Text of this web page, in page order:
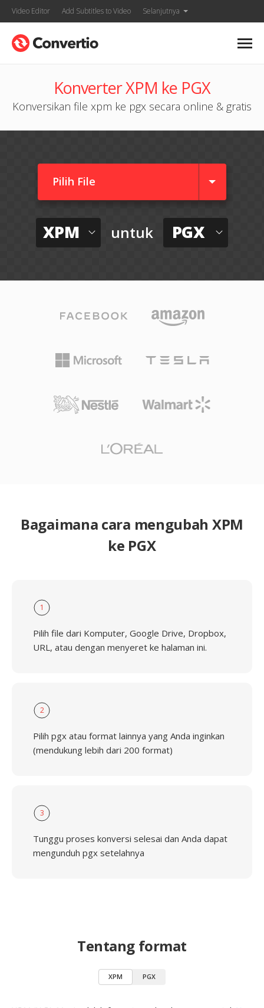
Video Editor Add Subtitles to Video Selanjutnya
Konverter XPM ke PGX
Konversikan file xpm ke pgx secara online & gratis
Pilih File
XPM untuk PGX
Bagaimana cara mengubah XPM
ke PGX
1
Pilih file dari Komputer, Google Drive, Dropbox,
URL, atau dengan menyeret ke halaman ini.
2
Pilih pgx atau format lainnya yang Anda inginkan
(mendukung lebih dari 200 format)
3
Tunggu proses konversi selesai dan Anda dapat
mengunduh pgx setelahnya
Tentang format
XPM PGX